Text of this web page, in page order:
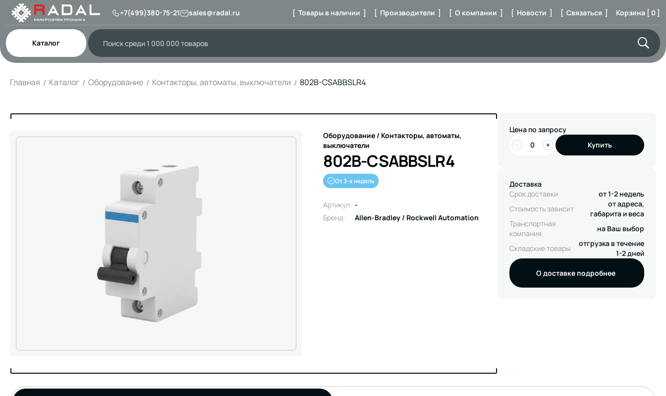
+7(499)380-75-21 sales@radal.ru [ Товары в наличии ] [ Производители ] [ О компании ] [ Новости ] [ Связаться ] Корзина [ 0 ]
Каталог
Главная Каталог Оборудование Контакторы, автоматы, выключатели 802B-CSABBSLR4
Оборудование / Контакторы, автоматы,
выключатели
802B-CSABBSLR4
От 3-х недель
Артикул: -
Бренд:
Allen-Bradley / Rockwell Automation
Цена по запросу
−
+ Купить
Доставка
Срок доставки
от 1-2 недель
Стоимость зависит
от адреса,
габарита и веса
Транспортная
компания
на Ваш выбор
Складские товары
отгрузка в течение
1-2 дней
О доставке подробнее